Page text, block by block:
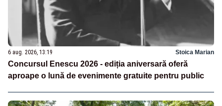
6 aug. 2026, 13:19 Stoica Marian
Concursul Enescu 2026 - ediția aniversară oferă
aproape o lună de evenimente gratuite pentru public